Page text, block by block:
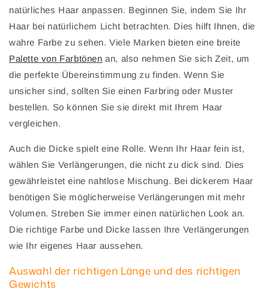
natürliches Haar anpassen. Beginnen Sie, indem Sie Ihr
Haar bei natürlichem Licht betrachten. Dies hilft Ihnen, die
wahre Farbe zu sehen. Viele Marken bieten eine breite
Palette von Farbtönen an, also nehmen Sie sich Zeit, um
die perfekte Übereinstimmung zu finden. Wenn Sie
unsicher sind, sollten Sie einen Farbring oder Muster
bestellen. So können Sie sie direkt mit Ihrem Haar
vergleichen.
Auch die Dicke spielt eine Rolle. Wenn Ihr Haar fein ist,
wählen Sie Verlängerungen, die nicht zu dick sind. Dies
gewährleistet eine nahtlose Mischung. Bei dickerem Haar
benötigen Sie möglicherweise Verlängerungen mit mehr
Volumen. Streben Sie immer einen natürlichen Look an.
Die richtige Farbe und Dicke lassen Ihre Verlängerungen
wie Ihr eigenes Haar aussehen.
Auswahl der richtigen Länge und des richtigen
Gewichts